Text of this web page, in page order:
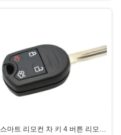
스마트 리모컨 차 키 4 버튼 리모컨